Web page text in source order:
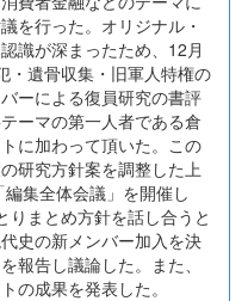
を行った。オリジナル・
識が深まったため、12月
・遺骨収集・旧軍人特権の
ーによる復員研究の書評
ーマの第一人者である倉
に加わって頂いた。この
研究方針案を調整した上
集全体会議」を開催し
りまとめ方針を話し合うと
史の新メンバー加入を決
報告し議論した。また、
の成果を発表した。